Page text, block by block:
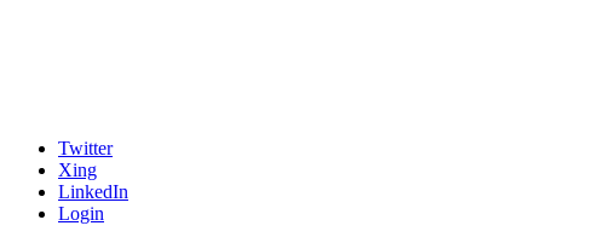
Twitter
Xing
LinkedIn
Login